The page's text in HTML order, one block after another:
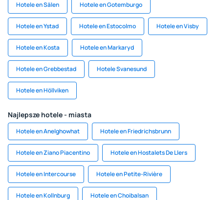
Hotele en Sälen Hotele en Gotemburgo
Hotele en Ystad Hotele en Estocolmo Hotele en Visby
Hotele en Kosta Hotele en Markaryd
Hotele en Grebbestad Hotele Svanesund
Hotele en Höllviken
Najlepsze hotele - miasta
Hotele en Anelghowhat Hotele en Friedrichsbrunn
Hotele en Ziano Piacentino Hotele en Hostalets De Llers
Hotele en Intercourse Hotele en Petite-Rivière
Hotele en Kollnburg Hotele en Choibalsan